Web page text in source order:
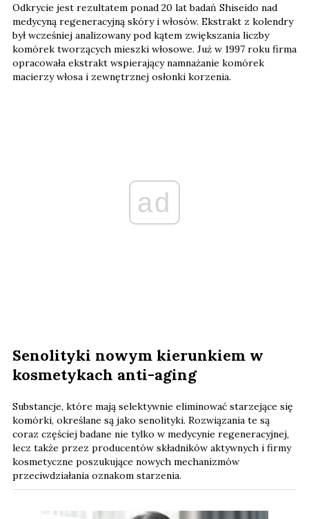
Odkrycie jest rezultatem ponad 20 lat badań Shiseido nad
medycyną regeneracyjną skóry i włosów. Ekstrakt z kolendry
był wcześniej analizowany pod kątem zwiększania liczby
komórek tworzących mieszki włosowe. Już w 1997 roku firma
opracowała ekstrakt wspierający namnażanie komórek
macierzy włosa i zewnętrznej osłonki korzenia.
ad
Senolityki nowym kierunkiem w
kosmetykach anti-aging
Substancje, które mają selektywnie eliminować starzejące się
komórki, określane są jako senolityki. Rozwiązania te są
coraz częściej badane nie tylko w medycynie regeneracyjnej,
lecz także przez producentów składników aktywnych i firmy
kosmetyczne poszukujące nowych mechanizmów
przeciwdziałania oznakom starzenia.